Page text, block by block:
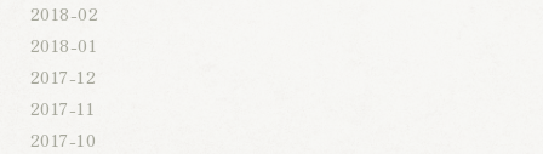
2018-02
2018-01
2017-12
2017-11
2017-10